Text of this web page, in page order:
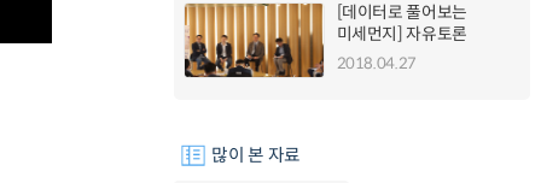
[데이터로 풀어보는
미세먼지] 자유토론
2018.04.27
많이 본 자료